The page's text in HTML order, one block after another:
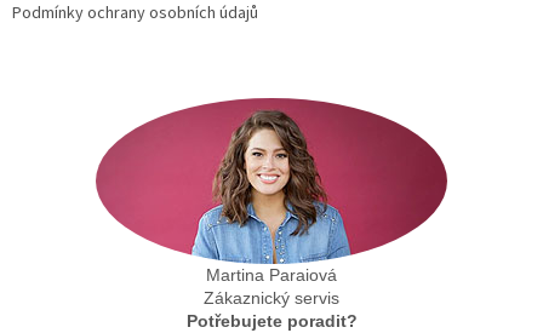
Podmínky ochrany osobních údajů
Martina Paraiová
Zákaznický servis
Potřebujete poradit?